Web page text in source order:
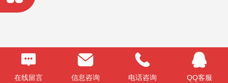
高级自动电脑心肺复苏模拟人 型号：SJ/CPR500A
在线留言 信息咨询 电话咨询 QQ客服